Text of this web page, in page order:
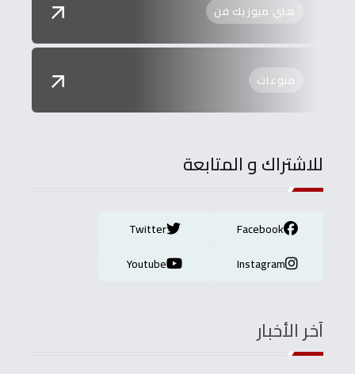
هاي ميوزيك فن
منوعات
للاشتراك و المتابعة
Facebook
Twitter
Instagram
Youtube
آخر الأخبار